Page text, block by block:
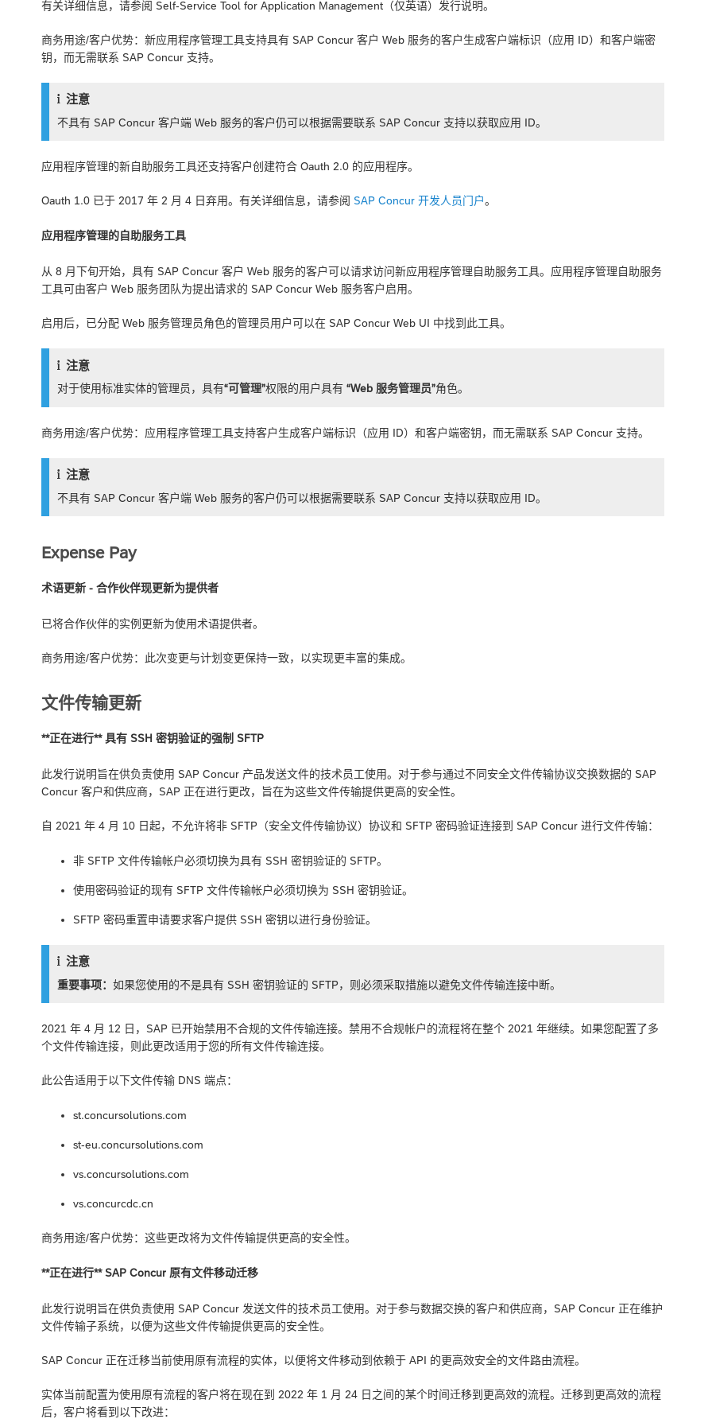
有关详细信息，请参阅 Self-Service Tool for Application Management （仅英语）发行说明。
商务用途/客户优势：新应用程序管理工具支持具有 SAP Concur 客户 Web 服务的客户生成客户端标识（应用 ID）和客户端密
钥，而无需联系 SAP Concur 支持。
注意
不具有 SAP Concur 客户端 Web 服务的客户仍可以根据需要联系 SAP Concur 支持以获取应用 ID。
应用程序管理的新自助服务工具还支持客户创建符合 Oauth 2.0 的应用程序。
Oauth 1.0 已于 2017 年 2 月 4 日弃用。有关详细信息，请参阅 SAP Concur 开发人员门户。
应用程序管理的自助服务工具
从 8 月下旬开始，具有 SAP Concur 客户 Web 服务的客户可以请求访问新应用程序管理自助服务工具。应用程序管理自助服务
工具可由客户 Web 服务团队为提出请求的 SAP Concur Web 服务客户启用。
启用后，已分配 Web 服务管理员角色的管理员用户可以在 SAP Concur Web UI 中找到此工具。
注意
对于使用标准实体的管理员，具有“可管理”权限的用户具有“Web 服务管理员”角色。
商务用途/客户优势：应用程序管理工具支持客户生成客户端标识（应用 ID）和客户端密钥，而无需联系 SAP Concur 支持。
注意
不具有 SAP Concur 客户端 Web 服务的客户仍可以根据需要联系 SAP Concur 支持以获取应用 ID。
Expense Pay
术语更新 - 合作伙伴现更新为提供者
已将合作伙伴的实例更新为使用术语提供者。
商务用途/客户优势：此次变更与计划变更保持一致，以实现更丰富的集成。
文件传输更新
**正在进行** 具有 SSH 密钥验证的强制 SFTP
此发行说明旨在供负责使用 SAP Concur 产品发送文件的技术员工使用。对于参与通过不同安全文件传输协议交换数据的 SAP
Concur 客户和供应商，SAP 正在进行更改，旨在为这些文件传输提供更高的安全性。
自 2021 年 4 月 10 日起，不允许将非 SFTP（安全文件传输协议）协议和 SFTP 密码验证连接到 SAP Concur 进行文件传输：
非 SFTP 文件传输帐户必须切换为具有 SSH 密钥验证的 SFTP。
使用密码验证的现有 SFTP 文件传输帐户必须切换为 SSH 密钥验证。
SFTP 密码重置申请要求客户提供 SSH 密钥以进行身份验证。
注意
重要事项：如果您使用的不是具有 SSH 密钥验证的 SFTP，则必须采取措施以避免文件传输连接中断。
2021 年 4 月 12 日，SAP 已开始禁用不合规的文件传输连接。禁用不合规帐户的流程将在整个 2021 年继续。如果您配置了多
个文件传输连接，则此更改适用于您的所有文件传输连接。
此公告适用于以下文件传输 DNS 端点：
st.concursolutions.com
st-eu.concursolutions.com
vs.concursolutions.com
vs.concurcdc.cn
商务用途/客户优势：这些更改将为文件传输提供更高的安全性。
**正在进行** SAP Concur 原有文件移动迁移
此发行说明旨在供负责使用 SAP Concur 发送文件的技术员工使用。对于参与数据交换的客户和供应商，SAP Concur 正在维护
文件传输子系统，以便为这些文件传输提供更高的安全性。
SAP Concur 正在迁移当前使用原有流程的实体，以便将文件移动到依赖于 API 的更高效安全的文件路由流程。
实体当前配置为使用原有流程的客户将在现在到 2022 年 1 月 24 日之间的某个时间迁移到更高效的流程。迁移到更高效的流程
后，客户将看到以下改进：